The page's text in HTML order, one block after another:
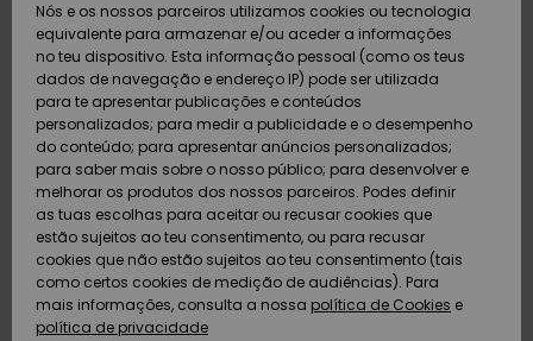
Calçado e
chinelos
Surfe/água
Snow
Artigos
recém-
chegados
Calçado e
chinelos
Surfe/água
Neve
Artigos
recém-
chegados
Highlights
Snow
SURF
Highlights
Community
SNOW
Criança
Snow Shop
Feminino
Highlights
Community
DUPLA
PROMO
Outlet
Mulher
AJUDA
Pagamento
Cartão
presente
Quiksilver
Freedom
Protecção de
dados
SUSTAINABILITY
Nós e os nossos parceiros utilizamos cookies ou tecnologia
equivalente para armazenar e/ou aceder a informações
no teu dispositivo. Esta informação pessoal (como os teus
dados de navegação e endereço IP) pode ser utilizada
para te apresentar publicações e conteúdos
personalizados; para medir a publicidade e o desempenho
do conteúdo; para apresentar anúncios personalizados;
para saber mais sobre o nosso público; para desenvolver e
melhorar os produtos dos nossos parceiros. Podes definir
as tuas escolhas para aceitar ou recusar cookies que
estão sujeitos ao teu consentimento, ou para recusar
cookies que não estão sujeitos ao teu consentimento (tais
como certos cookies de medição de audiências). Para
mais informações, consulta a nossa política de Cookies e
política de privacidade